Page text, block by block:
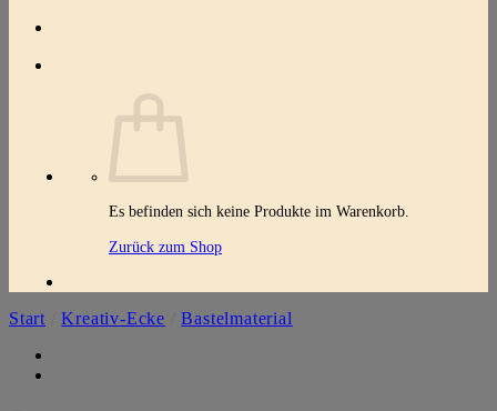
Es befinden sich keine Produkte im Warenkorb.
Zurück zum Shop
Start Kreativ-Ecke Bastelmaterial